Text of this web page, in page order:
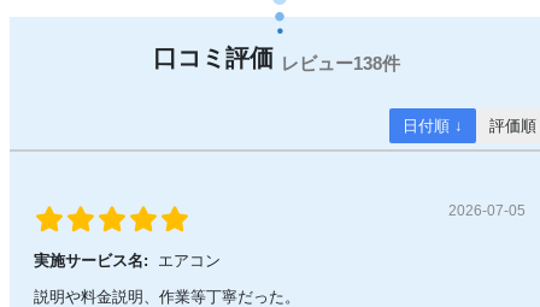
138件
日付順 ↓ 評価順
2026-07-05
実施サービス名:
エアコン
説明や料金説明、作業等丁寧だった。